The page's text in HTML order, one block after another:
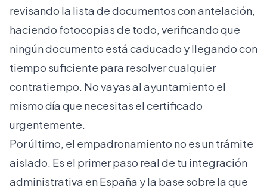
revisando la lista de documentos con antelación,
haciendo fotocopias de todo, verificando que
ningún documento está caducado y llegando con
tiempo suficiente para resolver cualquier
contratiempo. No vayas al ayuntamiento el
mismo día que necesitas el certificado
urgentemente.
Por último, el empadronamiento no es un trámite
aislado. Es el primer paso real de tu integración
administrativa en España y la base sobre la que